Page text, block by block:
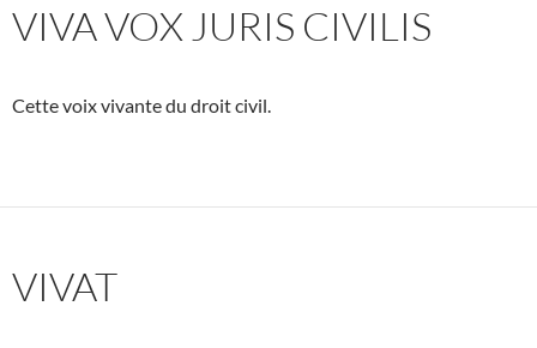
VIVA VOX JURIS CIVILIS
Cette voix vivante du droit civil.
VIVAT